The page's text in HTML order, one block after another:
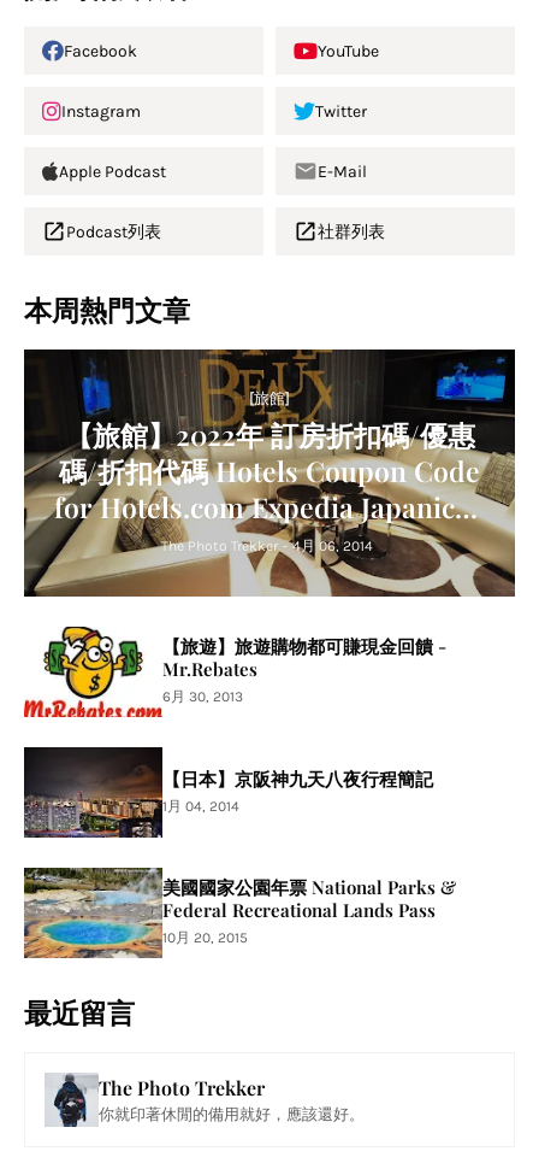
Facebook YouTube
Instagram Twitter
Apple Podcast E-Mail
Podcast列表 社群列表
本周熱門文章
[旅館]
【旅館】2022年 訂房折扣碼/優惠
碼/折扣代碼 Hotels Coupon Code
for Hotels.com Expedia Japanican
Agoda Trip.com Relux
The Photo Trekker - 4月 06, 2014
【旅遊】旅遊購物都可賺現金回饋 -
Mr.Rebates
6月 30, 2013
【日本】京阪神九天八夜行程簡記
1月 04, 2014
美國國家公園年票 National Parks &
Federal Recreational Lands Pass
10月 20, 2015
最近留言
The Photo Trekker
你就印著休閒的備用就好，應該還好。